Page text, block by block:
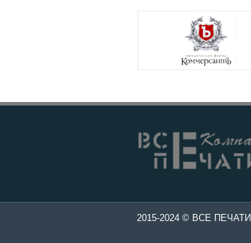
и штампы - Изготовление печатей в Чебоксары.
2015-2024 © ВСЕ ПЕЧАТИ